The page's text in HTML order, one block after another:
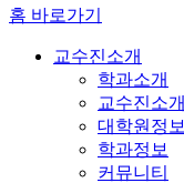
홈 바로가기
교수진소개
학과소개
교수진소개
대학원정보
학과정보
커뮤니티